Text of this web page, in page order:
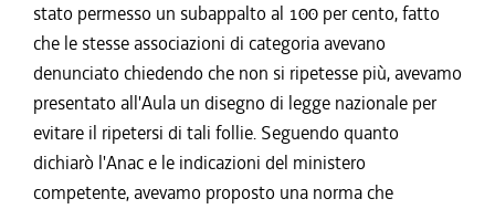
stato permesso un subappalto al 100 per cento, fatto
che le stesse associazioni di categoria avevano
denunciato chiedendo che non si ripetesse più, avevamo
presentato all'Aula un disegno di legge nazionale per
evitare il ripetersi di tali follie. Seguendo quanto
dichiarò l'Anac e le indicazioni del ministero
competente, avevamo proposto una norma che